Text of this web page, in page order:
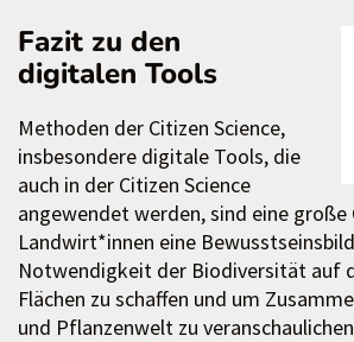
Fazit zu den
digitalen Tools
Methoden der Citizen Science,
insbesondere digitale Tools, die
auch in der Citizen Science
angewendet werden, sind eine große
Landwirt*innen eine
Notwendigkeit der Biodiversität auf
Flächen zu schaffen und um
und Pflanzenwelt zu